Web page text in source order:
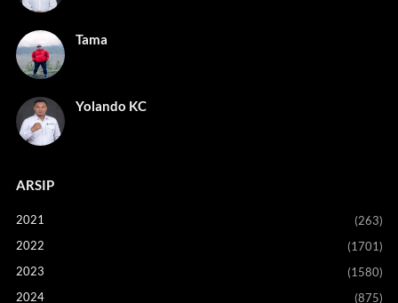
Tama
Yolando KC
ARSIP
2021
(263)
2022
(1701)
2023
(1580)
2024
(875)